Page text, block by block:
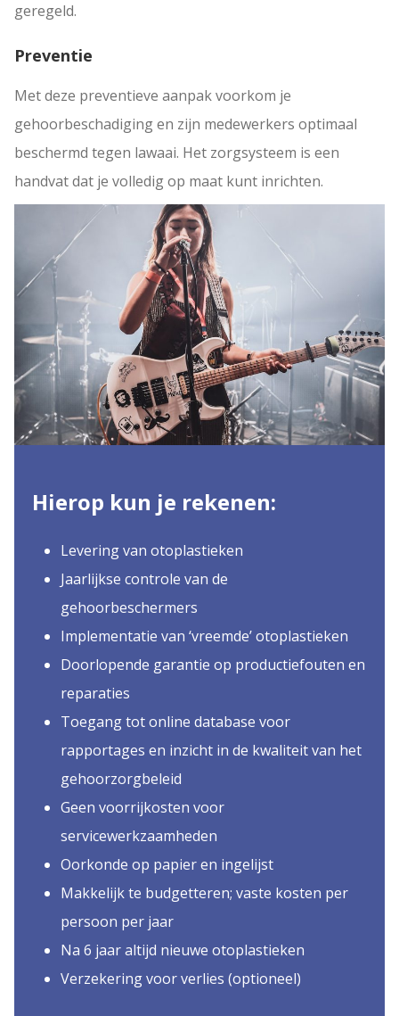
geregeld.
Preventie
Met deze preventieve aanpak voorkom je
gehoorbeschadiging en zijn medewerkers optimaal
beschermd tegen lawaai. Het zorgsysteem is een
handvat dat je volledig op maat kunt inrichten.
Hierop kun je rekenen:
Levering van otoplastieken
Jaarlijkse controle van de
gehoorbeschermers
Implementatie van ‘vreemde’ otoplastieken
Doorlopende garantie op productiefouten en
reparaties
Toegang tot online database voor
rapportages en inzicht in de kwaliteit van het
gehoorzorgbeleid
Geen voorrijkosten voor
servicewerkzaamheden
Oorkonde op papier en ingelijst
Makkelijk te budgetteren; vaste kosten per
persoon per jaar
Na 6 jaar altijd nieuwe otoplastieken
Verzekering voor verlies (optioneel)